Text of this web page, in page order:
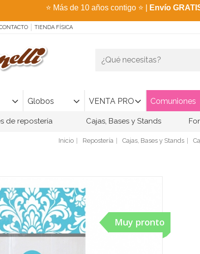
⭐ Más de 10 años contigo ⭐ Envío
TIENDA FÍSICA
Globos VENTA PRO Comuniones
de repostería Cajas, Bases y Stands
Inicio Repostería Cajas, Bases y Stands
Muy pronto